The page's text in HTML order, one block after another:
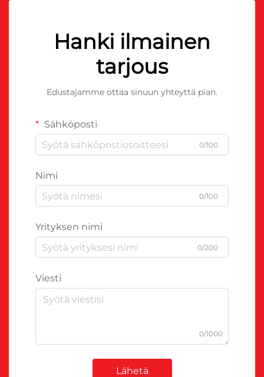
Hanki ilmainen
tarjous
Edustajamme ottaa sinuun yhteyttä pian.
Sähköposti
0/100
Nimi
0/100
Yrityksen nimi
0/200
Viesti
0/1000
Lähetä